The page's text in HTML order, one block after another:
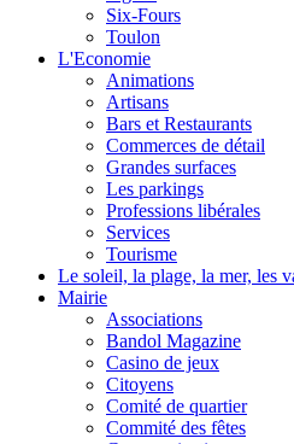
Six-Fours
Toulon
L'Economie
Animations
Artisans
Bars et Restaurants
Commerces de détail
Grandes surfaces
Les parkings
Professions libérales
Services
Tourisme
Le soleil, la plage, la mer, les
Mairie
Associations
Bandol Magazine
Casino de jeux
Citoyens
Comité de quartier
Commité des fêtes